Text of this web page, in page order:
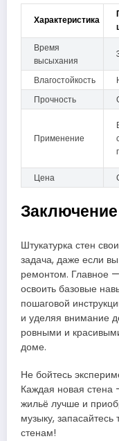
Характеристика
Время
высыхания
Влагостойкость
Прочность
Применение
Цена
Заключение
Штукатурка стен
задача, даже если
ремонтом. Главное
освоить базовые
пошаговой
и уделяя внимание
ровными и
доме.
Не бойтесь
Каждая новая стена
жильё лучше и
музыку,
стенам!